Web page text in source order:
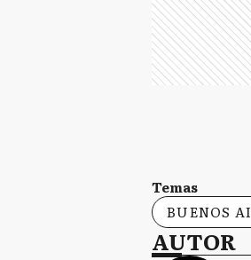
Temas
BUENOS
AUTOR